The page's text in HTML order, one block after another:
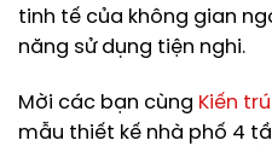
tinh tế của không gian
năng sử dụng tiện nghi.
Mời các bạn cùng Kiến
mẫu thiết kế nhà phố 4